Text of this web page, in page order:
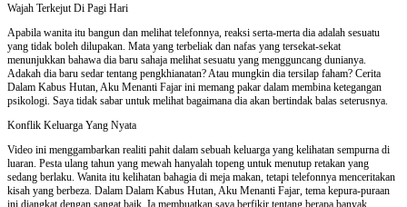
Wajah Terkejut Di Pagi Hari
Apabila wanita itu bangun dan melihat telefonnya, reaksi serta-merta dia adalah sesuatu
yang tidak boleh dilupakan. Mata yang terbeliak dan nafas yang tersekat-sekat
menunjukkan bahawa dia baru sahaja melihat sesuatu yang mengguncang dunianya.
Adakah dia baru sedar tentang pengkhianatan? Atau mungkin dia tersilap faham? Cerita
Dalam Kabus Hutan, Aku Menanti Fajar ini memang pakar dalam membina ketegangan
psikologi. Saya tidak sabar untuk melihat bagaimana dia akan bertindak balas seterusnya.
Konflik Keluarga Yang Nyata
Video ini menggambarkan realiti pahit dalam sebuah keluarga yang kelihatan sempurna di
luaran. Pesta ulang tahun yang mewah hanyalah topeng untuk menutup retakan yang
sedang berlaku. Wanita itu kelihatan bahagia di meja makan, tetapi telefonnya menceritakan
kisah yang berbeza. Dalam Dalam Kabus Hutan, Aku Menanti Fajar, tema kepura-puraan
ini diangkat dengan sangat baik. Ia membuatkan saya berfikir tentang berapa banyak